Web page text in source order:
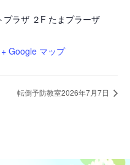
ラザ ２F たまプラーザ
+ Google マップ
転倒予防教室2026年7月7日